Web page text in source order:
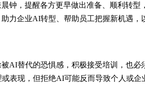
钟，提醒各方更早做出准备、顺利转
力企业AI转型、帮助员工把握新机遇
AI替代的恐惧感，积极接受培训，也
表现，但拒绝AI可能反而导致个人或